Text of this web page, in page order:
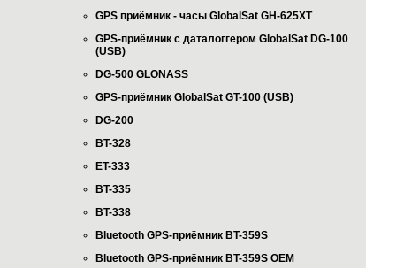
GPS приёмник - часы GlobalSat GH-625XT
GPS-приёмник с даталоггером GlobalSat DG-100
(USB)
DG-500 GLONASS
GPS-приёмник GlobalSat GT-100 (USB)
DG-200
BT-328
ET-333
BT-335
BT-338
Bluetooth GPS-приёмник BT-359S
Bluetooth GPS-приёмник BT-359S OEM